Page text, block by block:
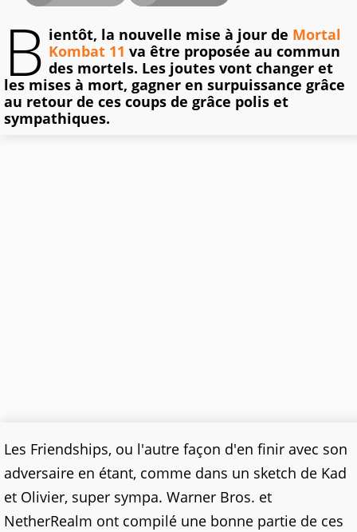
B ientôt, la nouvelle mise à jour de Mortal
Kombat 11 va être proposée au commun
des mortels. Les joutes vont changer et
les mises à mort, gagner en surpuissance grâce
au retour de ces coups de grâce polis et
sympathiques.
Les Friendships, ou l'autre façon d'en finir avec son
adversaire en étant, comme dans un sketch de Kad
et Olivier, super sympa. Warner Bros. et
NetherRealm ont compilé une bonne partie de ces